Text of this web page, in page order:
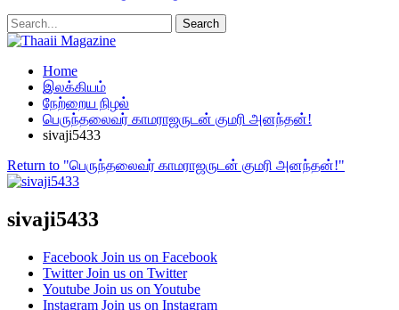
Home
இலக்கியம்
நேற்றைய நிழல்
பெருந்தலைவர் காமராஜருடன் குமரி அனந்தன்!
sivaji5433
Return to "பெருந்தலைவர் காமராஜருடன் குமரி அனந்தன்!"
sivaji5433
Facebook Join us on Facebook
Twitter Join us on Twitter
Youtube Join us on Youtube
Instagram Join us on Instagram